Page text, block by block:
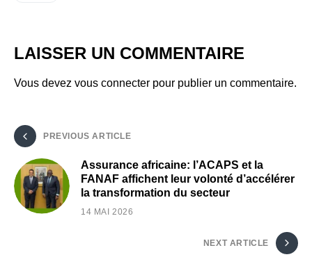
LAISSER UN COMMENTAIRE
Vous devez vous connecter pour publier un commentaire.
PREVIOUS ARTICLE
Assurance africaine: l’ACAPS et la
FANAF affichent leur volonté d’accélérer
la transformation du secteur
14 MAI 2026
NEXT ARTICLE